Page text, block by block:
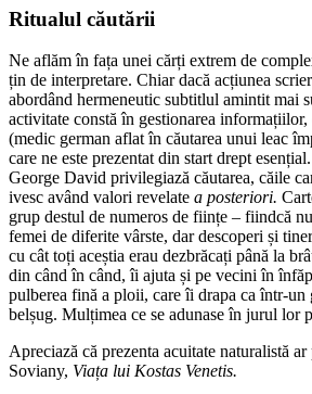
Image
Ritualul căutării
Ne aflăm în fața unei cărți extrem de
țin de interpretare. Chiar dacă acțiunea
abordând hermeneutic subtitlul amintit mai
activitate constă în gestionarea
(medic german aflat în căutarea unui leac
care ne este prezentat din start drept
George David privilegiază căutarea, căile
ivesc având valori revelate a posteriori.
grup destul de numeros de ființe – fiindcă
femei de diferite vârste, dar descoperi și
cu cât toți aceștia erau dezbrăcați până la
din când în când, îi ajuta și pe vecini în
pulberea fină a ploii, care îi drapa ca într-
belșug. Mulțimea ce se adunase în jurul
Apreciază că prezenta acuitate naturalistă
Soviany, Viața lui Kostas Venetis.